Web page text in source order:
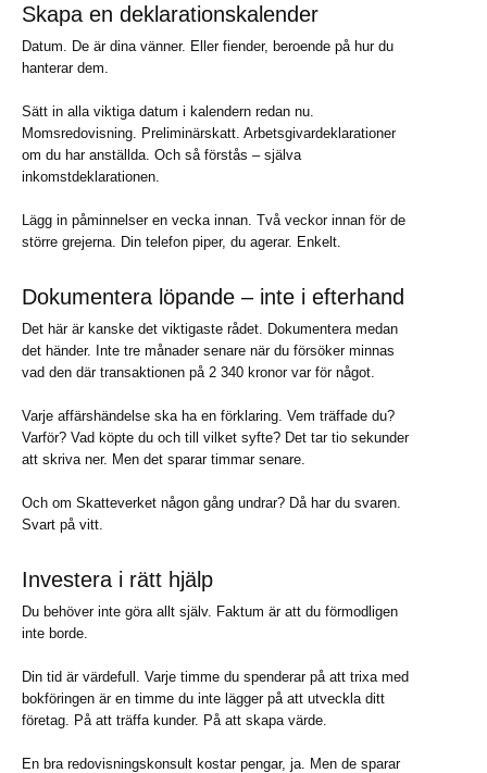
Skapa en deklarationskalender
Datum. De är dina vänner. Eller fiender, beroende på hur du
hanterar dem.
Sätt in alla viktiga datum i kalendern redan nu.
Momsredovisning. Preliminärskatt. Arbetsgivardeklarationer
om du har anställda. Och så förstås – själva
inkomstdeklarationen.
Lägg in påminnelser en vecka innan. Två veckor innan för de
större grejerna. Din telefon piper, du agerar. Enkelt.
Dokumentera löpande – inte i efterhand
Det här är kanske det viktigaste rådet. Dokumentera medan
det händer. Inte tre månader senare när du försöker minnas
vad den där transaktionen på 2 340 kronor var för något.
Varje affärshändelse ska ha en förklaring. Vem träffade du?
Varför? Vad köpte du och till vilket syfte? Det tar tio sekunder
att skriva ner. Men det sparar timmar senare.
Och om Skatteverket någon gång undrar? Då har du svaren.
Svart på vitt.
Investera i rätt hjälp
Du behöver inte göra allt själv. Faktum är att du förmodligen
inte borde.
Din tid är värdefull. Varje timme du spenderar på att trixa med
bokföringen är en timme du inte lägger på att utveckla ditt
företag. På att träffa kunder. På att skapa värde.
En bra redovisningskonsult kostar pengar, ja. Men de sparar